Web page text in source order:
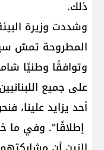
ذلك.
وشددت وزيرة
المطروحة تمسّ
وتوافقًا وطنيًا
على جميع
أحد يزايد علينا،
إطلاقًا". وفي ما